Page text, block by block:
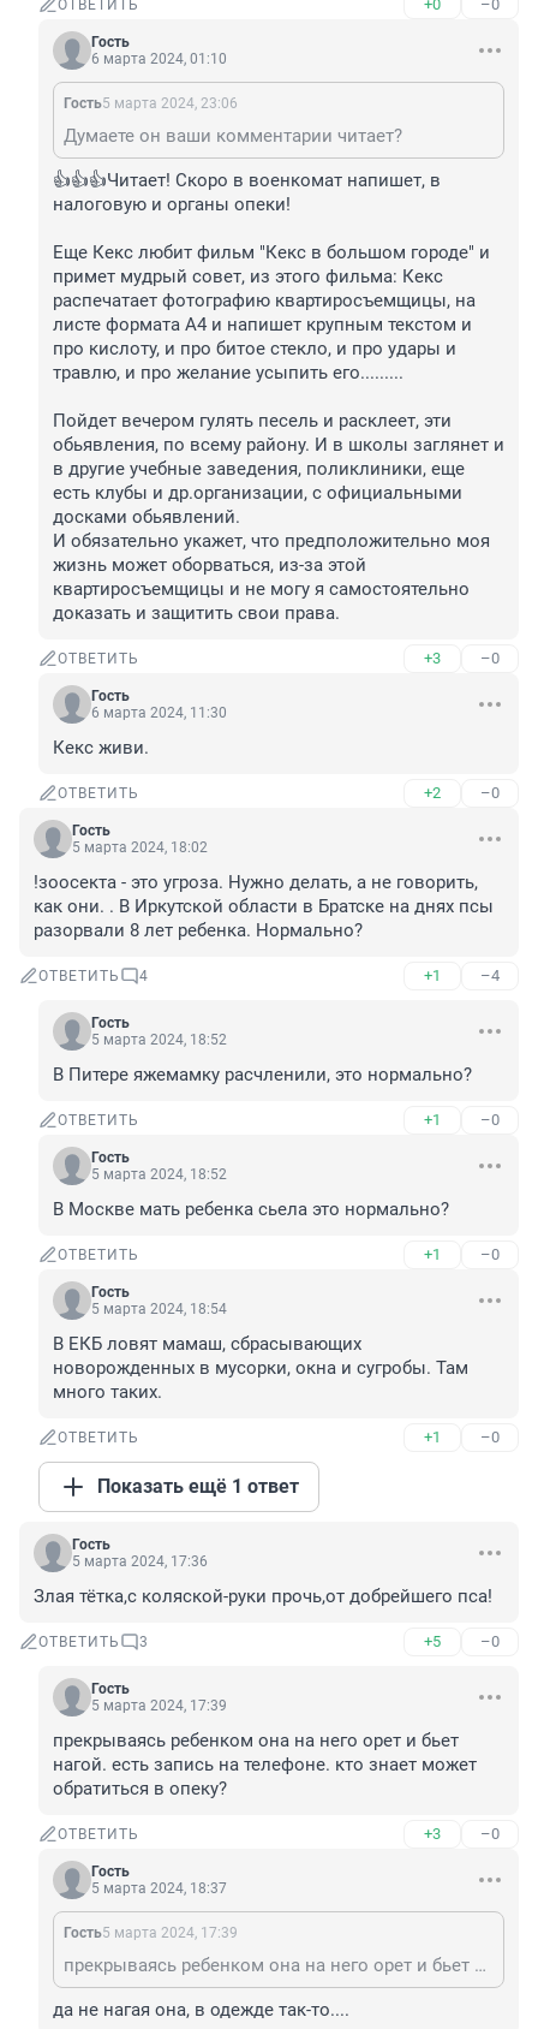
ОТВЕТИТЬ +0 –0
Гость
6 марта 2024, 01:10
Гость5 марта 2024, 23:06
Думаете он ваши комментарии читает?
👍👍👍Читает! Скоро в военкомат напишет, в
налоговую и органы опеки!
Еще Кекс любит фильм "Кекс в большом городе" и
примет мудрый совет, из этого фильма: Кекс
распечатает фотографию квартиросъемщицы, на
листе формата А4 и напишет крупным текстом и
про кислоту, и про битое стекло, и про удары и
травлю, и про желание усыпить его.........
Пойдет вечером гулять песель и расклеет, эти
обьявления, по всему району. И в школы заглянет и
в другие учебные заведения, поликлиники, еще
есть клубы и др.организации, с официальными
досками обьявлений.
И обязательно укажет, что предположительно моя
жизнь может оборваться, из-за этой
квартиросъемщицы и не могу я самостоятельно
доказать и защитить свои права.
ОТВЕТИТЬ +3 –0
Гость
6 марта 2024, 11:30
Кекс живи.
ОТВЕТИТЬ +2 –0
Гость
5 марта 2024, 18:02
!зоосекта - это угроза. Нужно делать, а не говорить,
как они. . В Иркутской области в Братске на днях псы
разорвали 8 лет ребенка. Нормально?
ОТВЕТИТЬ 4 +1 –4
Гость
5 марта 2024, 18:52
В Питере яжемамку расчленили, это нормально?
ОТВЕТИТЬ +1 –0
Гость
5 марта 2024, 18:52
В Москве мать ребенка сьела это нормально?
ОТВЕТИТЬ +1 –0
Гость
5 марта 2024, 18:54
В ЕКБ ловят мамаш, сбрасывающих
новорожденных в мусорки, окна и сугробы. Там
много таких.
ОТВЕТИТЬ +1 –0
Показать ещё 1 ответ
Гость
5 марта 2024, 17:36
Злая тётка,с коляской-руки прочь,от добрейшего пса!
ОТВЕТИТЬ 3 +5 –0
Гость
5 марта 2024, 17:39
прекрываясь ребенком она на него орет и бьет
нагой. есть запись на телефоне. кто знает может
обратиться в опеку?
ОТВЕТИТЬ +3 –0
Гость
5 марта 2024, 18:37
Гость5 марта 2024, 17:39
прекрываясь ребенком она на него орет и бьет нагой. есть запись на телефоне. кто знает может обратиться в опеку?
да не нагая она, в одежде так-то....